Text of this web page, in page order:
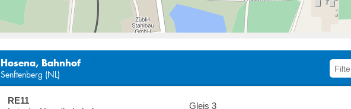
13:00
Hosena, Bahnhof
Senftenberg (NL)
RE11
Gleis 3